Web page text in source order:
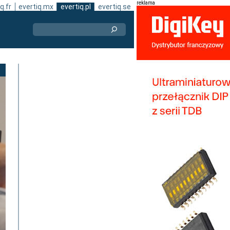
evertiq.mx evertiq.pl evertiq.se reklama